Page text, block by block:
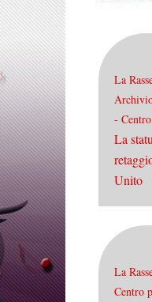
La
-
La
Unito
La
Centro